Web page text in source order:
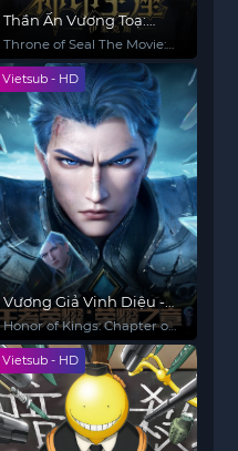
Thần Ấn Vương Toạ:
Truyền Kỳ Y Lai Khắc Tư
Throne of Seal The Movie:
The Crownless God
Vietsub - HD
Vương Giả Vinh Diệu -
Vinh Diệu Chi Chương:
Thành Toái Nguyệt
(Phần 2)
Honor of Kings: Chapter of
Glory (Season 2)
Vietsub - HD